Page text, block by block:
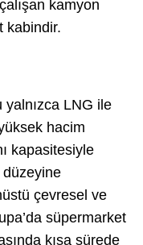
kamyon
kabindir.
yalnızca LNG ile
hacim
kapasitesiyle
düzeyine
çevresel ve
süpermarket
kısa sürede